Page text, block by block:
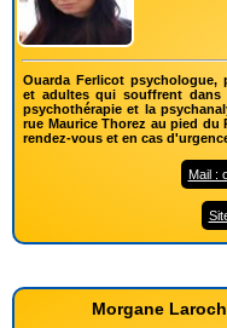
Ouarda Ferlicot psychologue,
et adultes qui souffrent
psychothérapie et la
rue Maurice Thorez au pied du
rendez-vous et en cas
Mail :
Morgane